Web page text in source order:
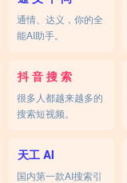
通情、达义，你的全
能AI助手。
抖 音 搜 索
很多人都越来越多的
搜索短视频。
天工 AI
国内第一款AI搜索引